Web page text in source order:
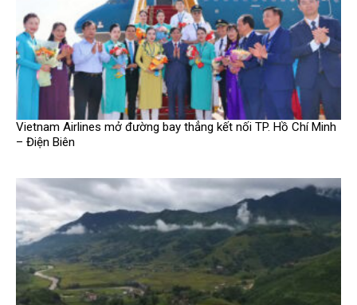
Vietnam Airlines mở đường bay thẳng kết nối TP. Hồ Chí Minh
– Điện Biên